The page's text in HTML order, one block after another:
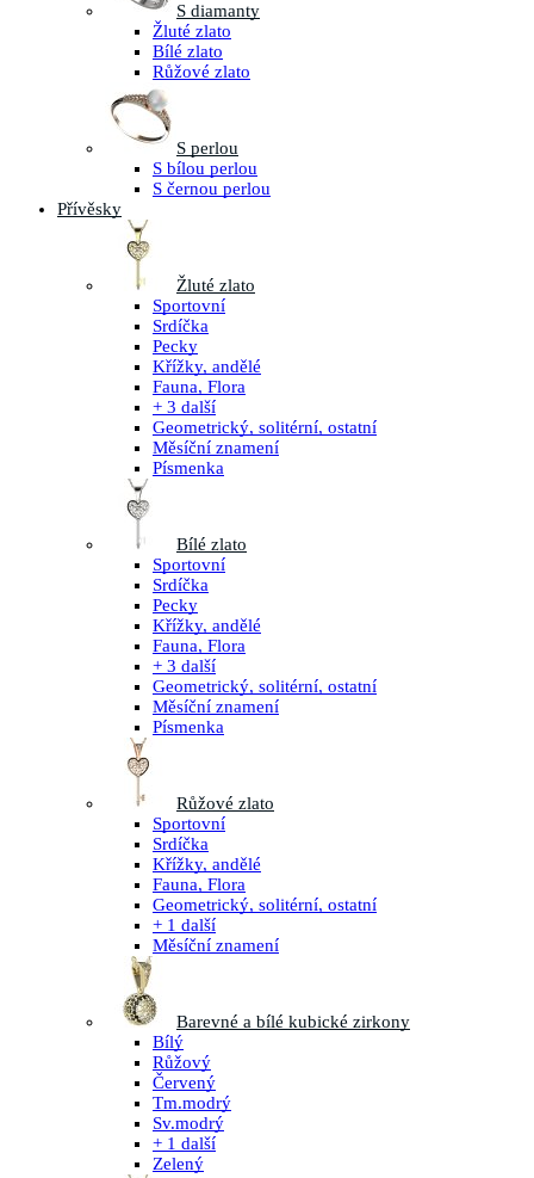
S diamanty
Žluté zlato
Bílé zlato
Růžové zlato
S perlou
S bílou perlou
S černou perlou
Přívěsky
Žluté zlato
Sportovní
Srdíčka
Pecky
Křížky, andělé
Fauna, Flora
+ 3 další
Geometrický, solitérní, ostatní
Měsíční znamení
Písmenka
Bílé zlato
Sportovní
Srdíčka
Pecky
Křížky, andělé
Fauna, Flora
+ 3 další
Geometrický, solitérní, ostatní
Měsíční znamení
Písmenka
Růžové zlato
Sportovní
Srdíčka
Křížky, andělé
Fauna, Flora
Geometrický, solitérní, ostatní
+ 1 další
Měsíční znamení
Barevné a bílé kubické zirkony
Bílý
Růžový
Červený
Tm.modrý
Sv.modrý
+ 1 další
Zelený